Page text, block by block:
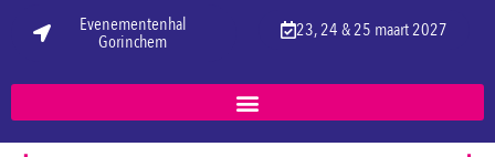
Evenementenhal
Gorinchem
23, 24 & 25 maart 2027